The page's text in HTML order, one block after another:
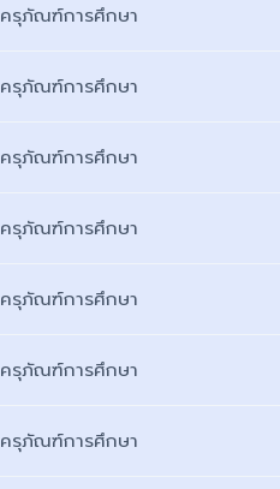
ครุภัณฑ์การศึกษา
ครุภัณฑ์การศึกษา
ครุภัณฑ์การศึกษา
ครุภัณฑ์การศึกษา
ครุภัณฑ์การศึกษา
ครุภัณฑ์การศึกษา
ครุภัณฑ์การศึกษา